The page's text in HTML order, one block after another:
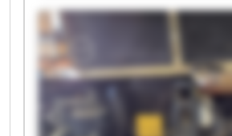
Spółka z o.o. Bogdan Schulz
Schulz Spółka z o.o. Bogdan
Bogdan Schulz Spółka z o.o.
Spółka z o.o. Bogdan Schulz
Schulz Spółka z o.o. Bogdan
Bogdan Schulz Spółka z o.o.
Spółka z o.o. Bogdan Schulz
Schulz Spółka z o.o. Bogdan Schulz